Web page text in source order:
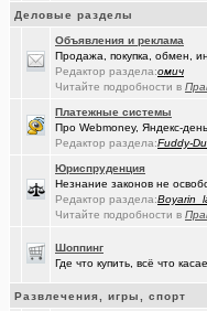
Ищу работу инженера
Омские фотографы
Я люблю Омский
Всё о транспорте:
Импланты,импланты...
С Днём Победы!(Рябина)
GPON (FTTx) от омского
Что вы сейчас читаете?
Деловые разделы
Объявления и реклама
Продажа, покупка, обмен,
Редактор раздела:омич
Читайте подробности в
Платежные системы
Про Webmoney, Яндекс-
Редактор раздела:Fuddy-
Юриспруденция
Незнание законов не
Редактор раздела:
Читайте подробности в
Шоппинг
Где что купить, всё что
Развлечения, игры, спорт